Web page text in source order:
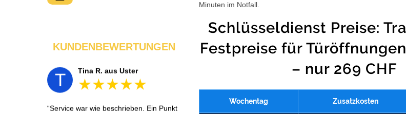
Minuten im Notfall.
Schlüsseldienst Preise:
Festpreise für
– nur 269 CHF
Wochentag Zusatzkosten
KUNDENBEWERTUNGEN
Die Türöffnung ging schnell, aber ich
T Tina R. aus Uster
Service war wie beschrieben. Ein Punkt